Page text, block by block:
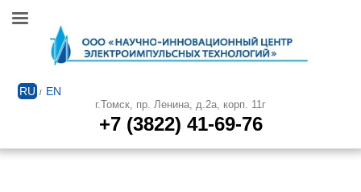
RU / EN
г.Томск, пр. Ленина, д.2а, корп. 11г
+7 (3822) 41-69-76